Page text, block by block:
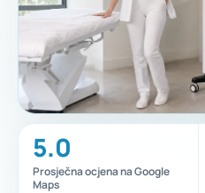
5.0
Prosječna ocjena na Google
Maps